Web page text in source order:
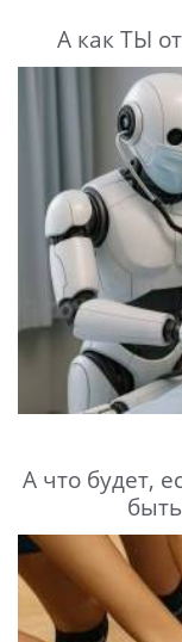
А как ТЫ
А что будет,